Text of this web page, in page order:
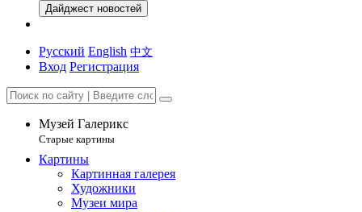
Дайджест новостей
Русский English 中文
Вход Регистрация
Музей Галерикс
Старые картины
Картины
Картинная галерея
Художники
Музеи мира